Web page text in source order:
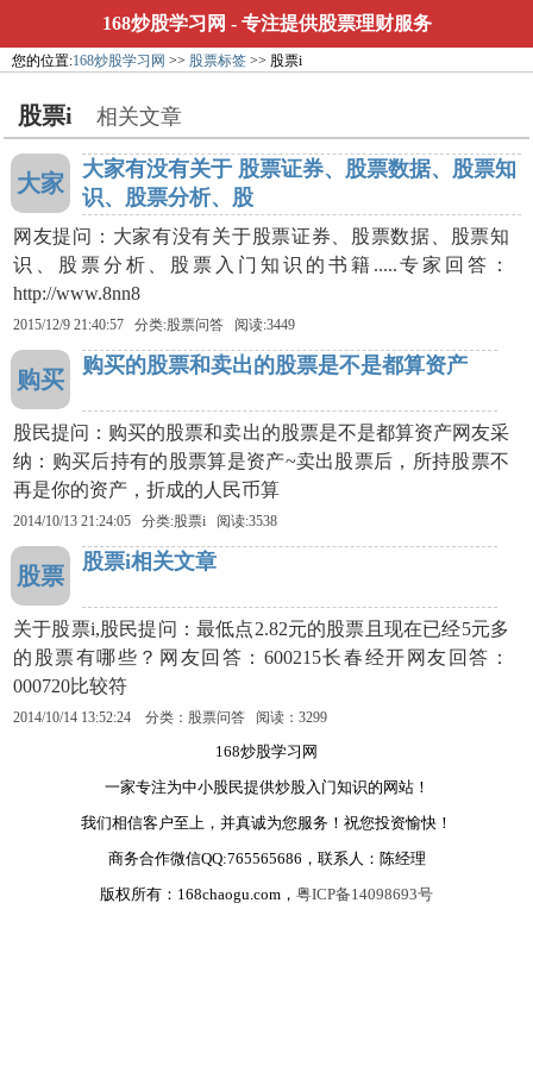
168炒股学习网 - 专注提供股票理财服务
您的位置:168炒股学习网 >> 股票标签 >> 股票i
股票i 相关文章
大家
大家有没有关于 股票证券、股票数据、股票知
识、股票分析、股
网友提问：大家有没有关于股票证券、股票数据、股票知
识、股票分析、股票入门知识的书籍.....专家回答：
http://www.8nn8
2015/12/9 21:40:57 分类:股票问答 阅读:3449
购买
购买的股票和卖出的股票是不是都算资产
股民提问：购买的股票和卖出的股票是不是都算资产网友采
纳：购买后持有的股票算是资产~卖出股票后，所持股票不
再是你的资产，折成的人民币算
2014/10/13 21:24:05 分类:股票i 阅读:3538
股票
股票i相关文章
关于股票i,股民提问：最低点2.82元的股票且现在已经5元多
的股票有哪些？网友回答：600215长春经开网友回答：
000720比较符
2014/10/14 13:52:24 分类：股票问答 阅读：3299
168炒股学习网
一家专注为中小股民提供炒股入门知识的网站！
我们相信客户至上，并真诚为您服务！祝您投资愉快！
商务合作微信QQ:765565686，联系人：陈经理
版权所有：168chaogu.com， 粤ICP备14098693号